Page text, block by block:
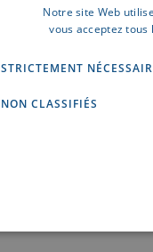
Notre site Web
vous acceptez
STRICTEMENT
NON CLASSIFIÉS